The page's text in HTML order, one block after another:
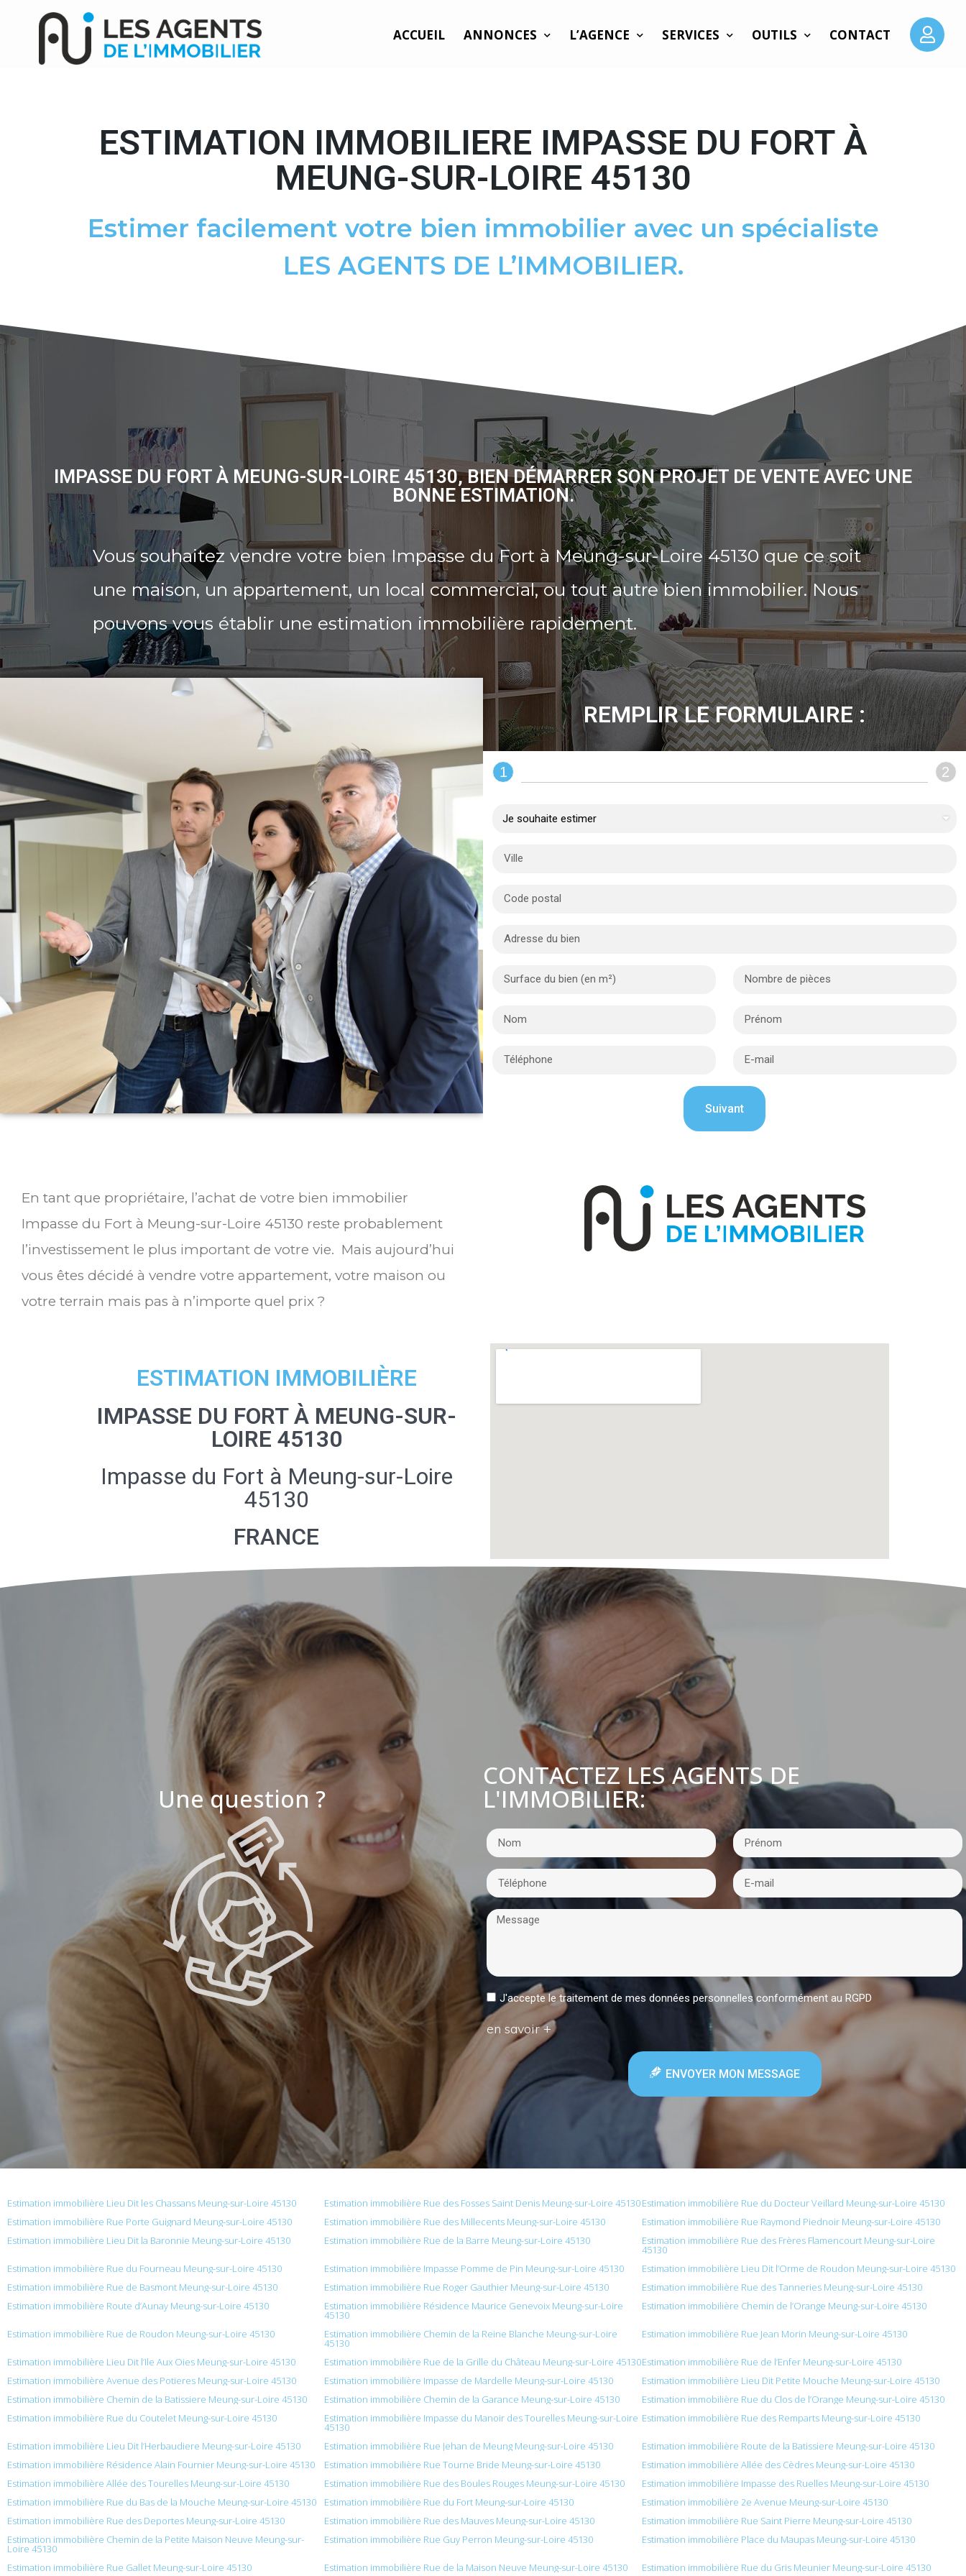
ACCUEIL ANNONCES L’AGENCE SERVICES OUTILS CONTACT
ESTIMATION IMMOBILIERE IMPASSE DU FORT À
MEUNG-SUR-LOIRE 45130
Estimer facilement votre bien immobilier avec un spécialiste
LES AGENTS DE L’IMMOBILIER.
IMPASSE DU FORT À MEUNG-SUR-LOIRE 45130, BIEN DÉMARRER SON PROJET DE VENTE AVEC UNE
BONNE ESTIMATION.
Vous souhaitez vendre votre bien Impasse du Fort à Meung-sur-Loire 45130 que ce soit
une maison, un appartement, un local commercial, ou tout autre bien immobilier. Nous
pouvons vous établir une estimation immobilière rapidement.
REMPLIR LE FORMULAIRE :
1 2
En tant que propriétaire, l’achat de votre bien immobilier
Impasse du Fort à Meung-sur-Loire 45130 reste probablement
l’investissement le plus important de votre vie. Mais aujourd’hui
vous êtes décidé à vendre votre appartement, votre maison ou
votre terrain mais pas à n’importe quel prix ?
ESTIMATION IMMOBILIÈRE
IMPASSE DU FORT À MEUNG-SUR-
LOIRE 45130
Impasse du Fort à Meung-sur-Loire
45130
FRANCE
Une question ?
CONTACTEZ LES AGENTS DE
L'IMMOBILIER:
J'accepte le traitement de mes données personnelles conformément au RGPD
en savoir +
ENVOYER MON MESSAGE
Estimation immobilière Lieu Dit les Chassans Meung-sur-Loire 45130 Estimation immobilière Rue des Fosses Saint Denis Meung-sur-Loire 45130Estimation immobilière Rue du Docteur Veillard Meung-sur-Loire 45130
Estimation immobilière Rue Porte Guignard Meung-sur-Loire 45130
Estimation immobilière Rue des Millecents Meung-sur-Loire 45130
Estimation immobilière Rue Raymond Piednoir Meung-sur-Loire 45130
Estimation immobilière Lieu Dit la Baronnie Meung-sur-Loire 45130
Estimation immobilière Rue de la Barre Meung-sur-Loire 45130 Estimation immobilière Rue des Frères Flamencourt Meung-sur-Loire
45130
Estimation immobilière Rue du Fourneau Meung-sur-Loire 45130
Estimation immobilière Impasse Pomme de Pin Meung-sur-Loire 45130
Estimation immobilière Lieu Dit l’Orme de Roudon Meung-sur-Loire 45130
Estimation immobilière Rue de Basmont Meung-sur-Loire 45130
Estimation immobilière Rue Roger Gauthier Meung-sur-Loire 45130
Estimation immobilière Rue des Tanneries Meung-sur-Loire 45130
Estimation immobilière Route d’Aunay Meung-sur-Loire 45130
Estimation immobilière Résidence Maurice Genevoix Meung-sur-Loire
45130
Estimation immobilière Chemin de l’Orange Meung-sur-Loire 45130
Estimation immobilière Rue de Roudon Meung-sur-Loire 45130 Estimation immobilière Chemin de la Reine Blanche Meung-sur-Loire
45130
Estimation immobilière Rue Jean Morin Meung-sur-Loire 45130
Estimation immobilière Lieu Dit l’Ile Aux Oies Meung-sur-Loire 45130 Estimation immobilière Rue de la Grille du Château Meung-sur-Loire 45130Estimation immobilière Rue de l’Enfer Meung-sur-Loire 45130
Estimation immobilière Avenue des Potieres Meung-sur-Loire 45130
Estimation immobilière Impasse de Mardelle Meung-sur-Loire 45130
Estimation immobilière Lieu Dit Petite Mouche Meung-sur-Loire 45130
Estimation immobilière Chemin de la Batissiere Meung-sur-Loire 45130
Estimation immobilière Chemin de la Garance Meung-sur-Loire 45130
Estimation immobilière Rue du Clos de l’Orange Meung-sur-Loire 45130
Estimation immobilière Rue du Coutelet Meung-sur-Loire 45130
Estimation immobilière Impasse du Manoir des Tourelles Meung-sur-Loire
45130
Estimation immobilière Rue des Remparts Meung-sur-Loire 45130
Estimation immobilière Lieu Dit l’Herbaudiere Meung-sur-Loire 45130 Estimation immobilière Rue Jehan de Meung Meung-sur-Loire 45130
Estimation immobilière Route de la Batissiere Meung-sur-Loire 45130
Estimation immobilière Résidence Alain Fournier Meung-sur-Loire 45130
Estimation immobilière Rue Tourne Bride Meung-sur-Loire 45130
Estimation immobilière Allée des Cèdres Meung-sur-Loire 45130
Estimation immobilière Allée des Tourelles Meung-sur-Loire 45130
Estimation immobilière Rue des Boules Rouges Meung-sur-Loire 45130
Estimation immobilière Impasse des Ruelles Meung-sur-Loire 45130
Estimation immobilière Rue du Bas de la Mouche Meung-sur-Loire 45130
Estimation immobilière Rue du Fort Meung-sur-Loire 45130
Estimation immobilière 2e Avenue Meung-sur-Loire 45130
Estimation immobilière Rue des Deportes Meung-sur-Loire 45130
Estimation immobilière Rue des Mauves Meung-sur-Loire 45130
Estimation immobilière Rue Saint Pierre Meung-sur-Loire 45130
Estimation immobilière Chemin de la Petite Maison Neuve Meung-sur-
Loire 45130
Estimation immobilière Rue Guy Perron Meung-sur-Loire 45130 Estimation immobilière Place du Maupas Meung-sur-Loire 45130
Estimation immobilière Rue Gallet Meung-sur-Loire 45130 Estimation immobilière Rue de la Maison Neuve Meung-sur-Loire 45130 Estimation immobilière Rue du Gris Meunier Meung-sur-Loire 45130